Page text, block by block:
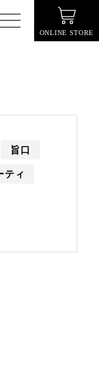
ONLINE STORE
旨口
ティ